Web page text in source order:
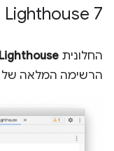
‫Lighthouse 7 בחלונית Lighthouse
החלונית Lighthouse
הרשימה המלאה של